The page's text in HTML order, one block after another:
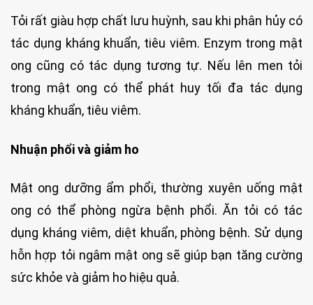
Tỏi rất giàu hợp chất lưu huỳnh, sau khi phân hủy có
tác dụng kháng khuẩn, tiêu viêm. Enzym trong mật
ong cũng có tác dụng tương tự. Nếu lên men tỏi
trong mật ong có thể phát huy tối đa tác dụng
kháng khuẩn, tiêu viêm.
Nhuận phổi và giảm ho
Mật ong dưỡng ẩm phổi, thường xuyên uống mật
ong có thể phòng ngừa bệnh phổi. Ăn tỏi có tác
dụng kháng viêm, diệt khuẩn, phòng bệnh. Sử dụng
hỗn hợp tỏi ngâm mật ong sẽ giúp bạn tăng cường
sức khỏe và giảm ho hiệu quả.